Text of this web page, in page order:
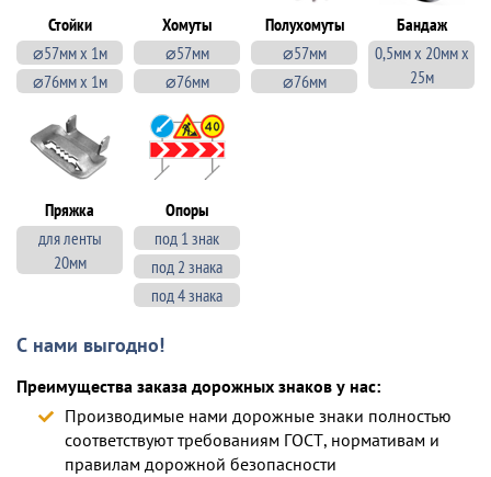
Стойки
⌀57мм х 1м
⌀76мм х 1м
Хомуты
⌀57мм
⌀76мм
Полухомуты
⌀57мм
⌀76мм
Бандаж
0,5мм х 20мм х
25м
Пряжка
для ленты
20мм
Опоры
под 1 знак
под 2 знака
под 4 знака
С нами выгодно!
Преимущества заказа дорожных знаков у нас:
Производимые нами дорожные знаки полностью
соответствуют требованиям ГОСТ, нормативам и
правилам дорожной безопасности